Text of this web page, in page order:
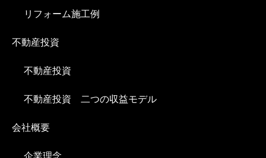
リフォーム施工例
不動産投資
不動産投資
不動産投資 二つの収益モデル
会社概要
企業理念